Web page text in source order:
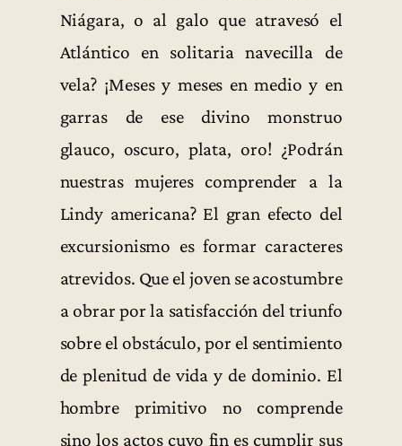
Niágara, o al galo que atravesó el
Atlántico en solitaria navecilla de
vela? ¡Meses y meses en medio y en
garras de ese divino monstruo
glauco, oscuro, plata, oro! ¿Podrán
nuestras mujeres comprender a la
Lindy americana? El gran efecto del
excursionismo es formar caracteres
atrevidos. Que el joven se acostumbre
a obrar por la satisfacción del triunfo
sobre el obstáculo, por el sentimiento
de plenitud de vida y de dominio. El
hombre primitivo no comprende
sino los actos cuyo fin es cumplir sus